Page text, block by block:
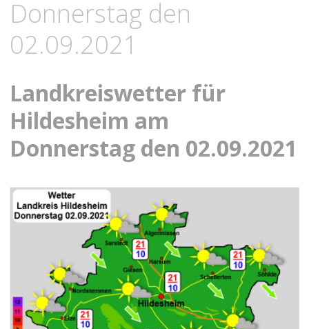
Donnerstag den
02.09.2021
Landkreiswetter für
Hildesheim am
Donnerstag den 02.09.2021